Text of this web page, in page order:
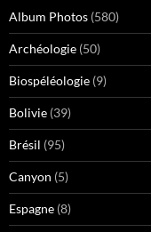
Album Photos (580)
Archéologie (50)
Biospéléologie (9)
Bolivie (39)
Brésil (95)
Canyon (5)
Espagne (8)